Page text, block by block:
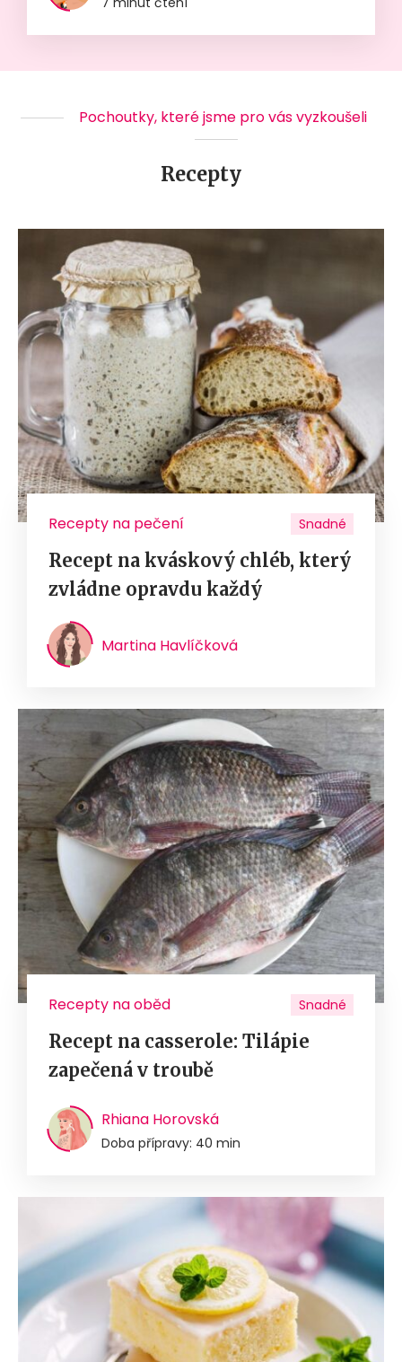
Pochoutky, které jsme pro vás vyzkoušeli
Recepty
Recepty na pečení Snadné
Recept na kváskový chléb, který
zvládne opravdu každý
Martina Havlíčková
Recepty na oběd Snadné
Recept na casserole: Tilápie
zapečená v troubě
Rhiana Horovská
Doba přípravy: 40 min